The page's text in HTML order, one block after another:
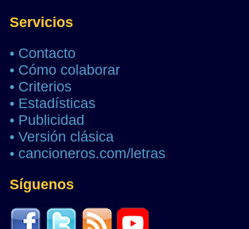
Servicios
• Contacto
• Cómo colaborar
• Criterios
• Estadísticas
• Publicidad
• Versión clásica
• cancioneros.com/letras
Síguenos